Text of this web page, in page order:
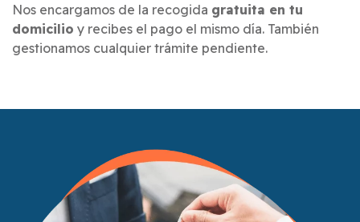
Nos encargamos de la recogida gratuita en tu
domicilio y recibes el pago el mismo día. También
gestionamos cualquier trámite pendiente.